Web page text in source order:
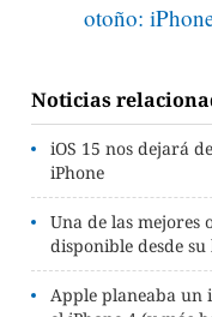
otoño:
Noticias
iOS 15 nos dejará
iPhone
Una de las mejores
disponible desde
Apple planeaba un